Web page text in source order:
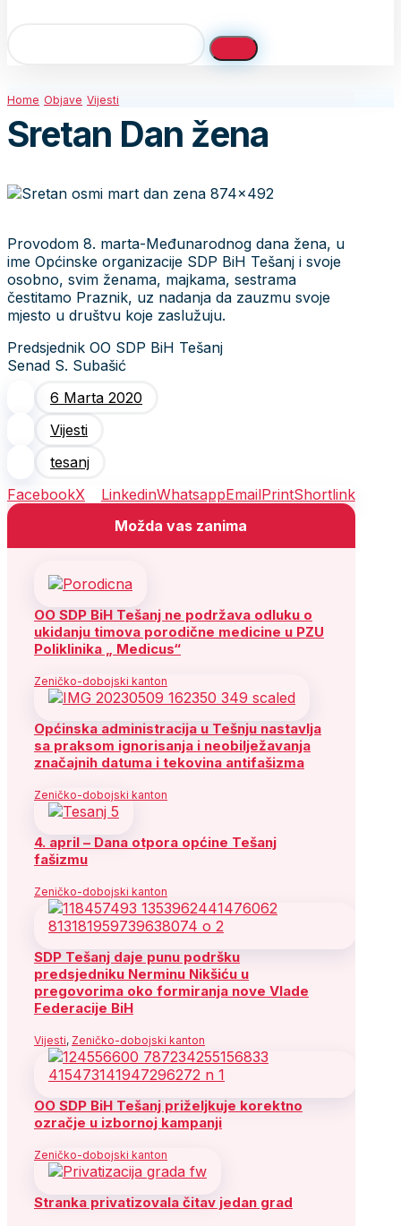
Home Objave Vijesti
Sretan Dan žena
Provodom 8. marta-Međunarodnog dana žena, u
ime Općinske organizacije SDP BiH Tešanj i svoje
osobno, svim ženama, majkama, sestrama
čestitamo Praznik, uz nadanja da zauzmu svoje
mjesto u društvu koje zaslužuju.
Predsjednik OO SDP BiH Tešanj
Senad S. Subašić
6 Marta 2020
Vijesti
tesanj
FacebookX LinkedinWhatsappEmailPrintShortlink
Možda vas zanima
OO SDP BiH Tešanj ne podržava odluku o
ukidanju timova porodične medicine u PZU
Poliklinika „ Medicus“
Zeničko-dobojski kanton
Općinska administracija u Tešnju nastavlja
sa praksom ignorisanja i neobilježavanja
značajnih datuma i tekovina antifašizma
Zeničko-dobojski kanton
4. april – Dana otpora općine Tešanj
fašizmu
Zeničko-dobojski kanton
SDP Tešanj daje punu podršku
predsjedniku Nerminu Nikšiću u
pregovorima oko formiranja nove Vlade
Federacije BiH
Vijesti, Zeničko-dobojski kanton
OO SDP BiH Tešanj priželjkuje korektno
ozračje u izbornoj kampanji
Zeničko-dobojski kanton
Stranka privatizovala čitav jedan grad